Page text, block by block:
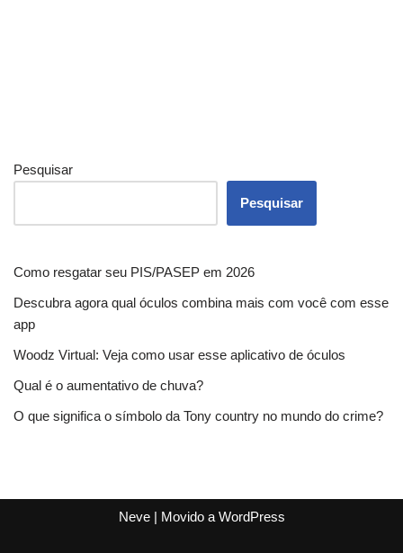
Pesquisar
Pesquisar
Como resgatar seu PIS/PASEP em 2026
Descubra agora qual óculos combina mais com você com esse
app
Woodz Virtual: Veja como usar esse aplicativo de óculos
Qual é o aumentativo de chuva?
O que significa o símbolo da Tony country no mundo do crime?
Neve| Movido a WordPress